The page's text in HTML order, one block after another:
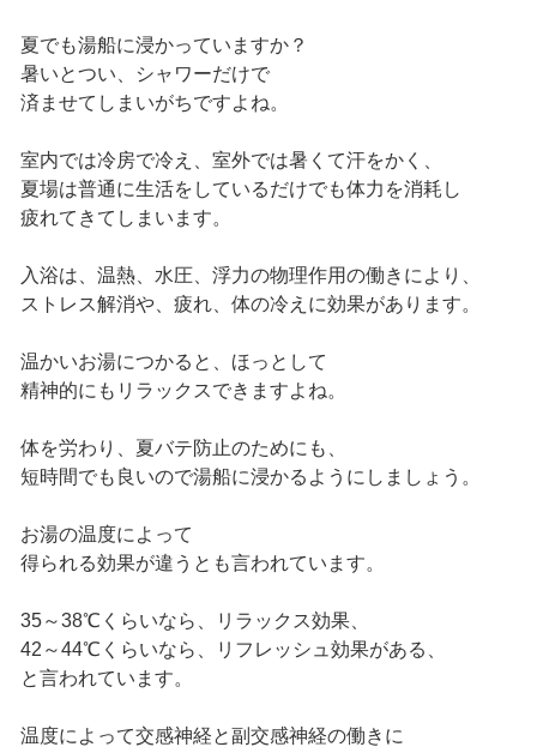
夏でも湯船に浸かっていますか？
暑いとつい、シャワーだけで
済ませてしまいがちですよね。
室内では冷房で冷え、室外では暑くて汗をかく、
夏場は普通に生活をしているだけでも体力を消耗し
疲れてきてしまいます。
入浴は、温熱、水圧、浮力の物理作用の働きにより、
ストレス解消や、疲れ、体の冷えに効果があります。
温かいお湯につかると、ほっとして
精神的にもリラックスできますよね。
体を労わり、夏バテ防止のためにも、
短時間でも良いので湯船に浸かるようにしましょう。
お湯の温度によって
得られる効果が違うとも言われています。
35～38℃くらいなら、リラックス効果、
42～44℃くらいなら、リフレッシュ効果がある、
と言われています。
温度によって交感神経と副交感神経の働きに